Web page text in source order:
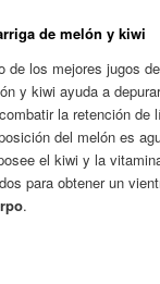
de melón y kiwi
de los mejores jugos
y kiwi ayuda a
la retención de
del melón es
el kiwi y la
para obtener un
.